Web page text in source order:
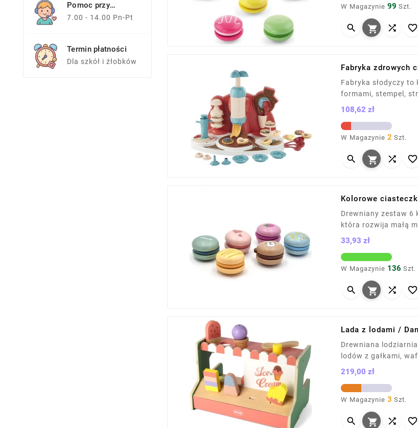
Pomoc przy
zakupach
7.00 - 14.00 Pn-Pt
Termin płatności
Dla szkół i żłobków
W Magazynie 99 Szt.
   
Fabryka zdrowych
Fabryka słodyczy
formami, stempel,
Umożliwia
idealna zabawa dla
108,62 zł
W Magazynie 2 Szt.
   
Kolorowe
Drewniany zestaw 6
która rozwija małą
pomocą rzepów,
rozwijając zdolności
33,93 zł
W Magazynie 136 Szt.
   
Lada z lodami /
Drewniana
lodów z gałkami,
uchwytami. Rozwija
drewna FSC i
cm.
219,00 zł
W Magazynie 3 Szt.
   